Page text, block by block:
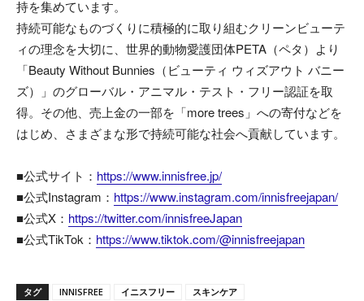
持を集めています。
持続可能なものづくりに積極的に取り組むクリーンビューテ
ィの理念を大切に、世界的動物愛護団体PETA（ペタ）より
「Beauty Without Bunnies（ビューティ ウィズアウト バニー
ズ）」のグローバル・アニマル・テスト・フリー認証を取
得。その他、売上金の一部を「more trees」への寄付などを
はじめ、さまざまな形で持続可能な社会へ貢献しています。
■公式サイト： https://www.innisfree.jp/
■公式Instagram： https://www.instagram.com/innisfreejapan/
■公式X： https://twitter.com/innisfreeJapan
■公式TikTok： https://www.tiktok.com/@innisfreejapan
タグ INNISFREE イニスフリー
スキンケア